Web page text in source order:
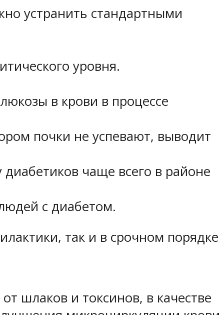
устранить стандартными
уровня.
в крови в процессе
почки не успевают, выводит
чаще всего в районе
с диабетом.
так и в срочном порядке
шлаков и токсинов, в качестве